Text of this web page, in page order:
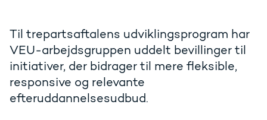
Til trepartsaftalens udviklingsprogram har
VEU-arbejdsgruppen uddelt bevillinger til
initiativer, der bidrager til mere fleksible,
responsive og relevante
efteruddannelsesudbud.